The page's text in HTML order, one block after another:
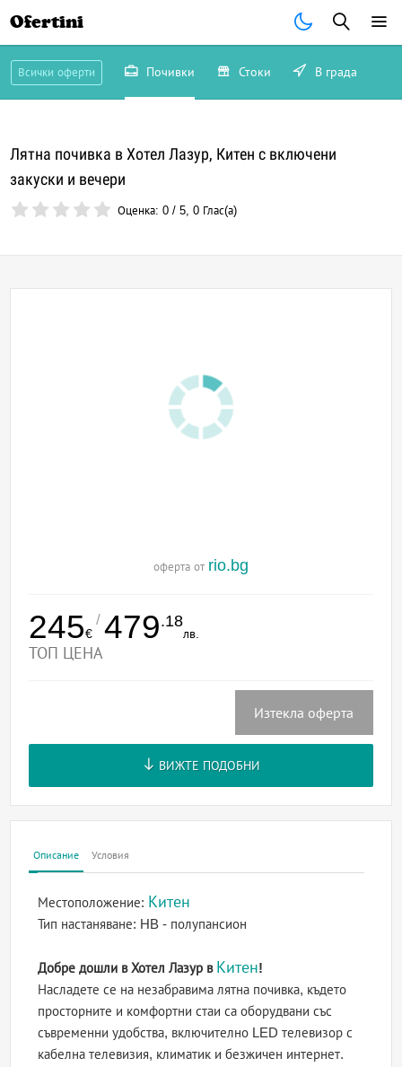
Ofertini
Всички оферти Почивки Стоки В града
Лятна почивка в Хотел Лазур, Китен с включени
закуски и вечери
Оценка:0 /5,0 Глас(а)
оферта от rio.bg
245€
/ 479.18
лв.
ТОП ЦЕНА
Изтекла оферта
ВИЖТЕ ПОДОБНИ
Описание Условия
Местоположение: Китен
Тип настаняване: HB - полупансион
Добре дошли в Хотел Лазур в Китен!
Насладете се на незабравима лятна почивка, където
просторните и комфортни стаи са оборудвани със
съвременни удобства, включително LED телевизор с
кабелна телевизия, климатик и безжичен интернет.